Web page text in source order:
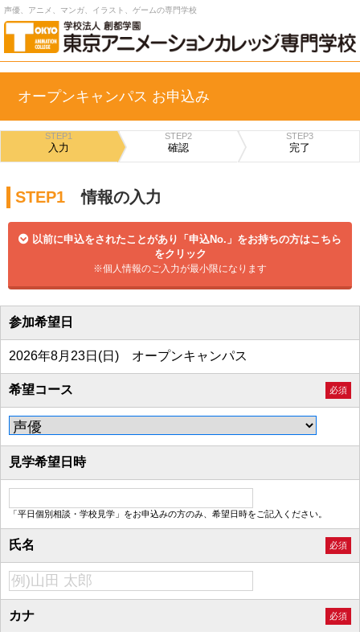
声優、アニメ、マンガ、イラスト、ゲームの専門学校
オープンキャンパス お申込み
STEP1
入力
STEP2
確認
STEP3
完了
STEP1 情報の入力
以前に申込をされたことがあり「申込No.」をお持ちの方はこちら
をクリック
※個人情報のご入力が最小限になります
参加希望日
2026年8月23日(日) オープンキャンパス
希望コース 必須
見学希望日時
「平日個別相談・学校見学」をお申込みの方のみ、希望日時をご記入ください。
氏名 必須
カナ 必須